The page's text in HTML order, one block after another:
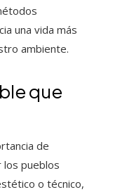
una vida más
ambiente.
que
de
los pueblos
o técnico,